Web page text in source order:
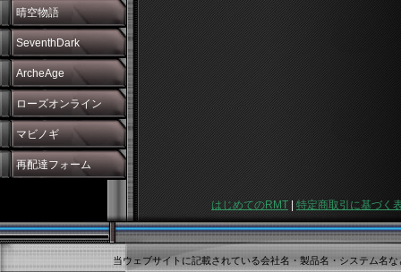
晴空物語
SeventhDark
ArcheAge
ローズオンライン
マビノギ
再配達フォーム
はじめてのRMT | 特定商取引に基づく
当ウェブサイトに記載されている会社名・製品名・システム名